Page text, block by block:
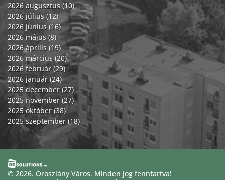
2026 augusztus (10)
2026 július (12)
2026 június (16)
2026 május (8)
2026 április (19)
2026 március (20)
2026 február (29)
2026 január (24)
2025 december (27)
2025 november (27)
2025 október (38)
2025 szeptember (18)
© 2026. Oroszlány Város. Minden jog fenntartva!